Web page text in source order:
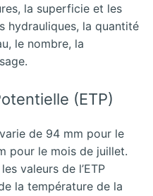
la superficie et les
hydrauliques, la quantité
le nombre, la
(ETP)
de 94 mm pour le
pour le mois de juillet.
valeurs de l’ETP
la température de la